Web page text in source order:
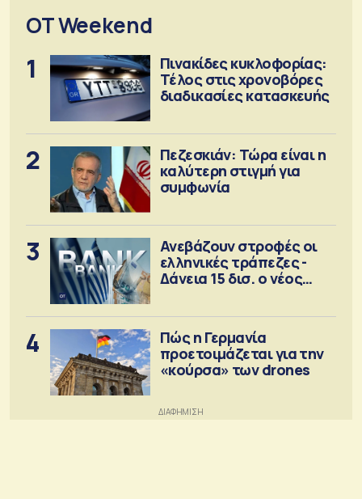
OT Weekend
1
Πινακίδες κυκλοφορίας:
Τέλος στις χρονοβόρες
διαδικασίες κατασκευής
2
Πεζεσκιάν: Τώρα είναι η
καλύτερη στιγμή για
συμφωνία
3
Ανεβάζουν στροφές οι
ελληνικές τράπεζες -
Δάνεια 15 δισ. ο νέος
4
Πώς η Γερμανία
προετοιμάζεται για την
«κούρσα» των drones